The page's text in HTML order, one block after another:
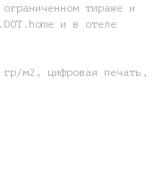
тираже и
и в отеле
м2, цифровая печать,